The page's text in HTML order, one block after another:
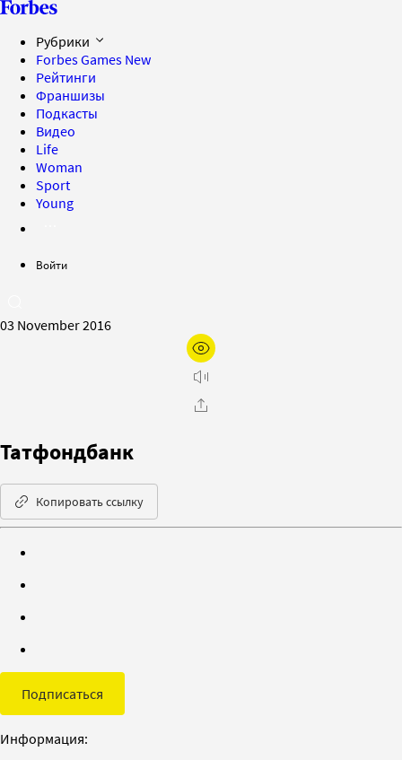
Рубрики
Forbes Games New
Рейтинги
Франшизы
Подкасты
Видео
Life
Woman
Sport
Young
Войти
03 November 2016
Татфондбанк
Копировать ссылку
Подписаться
Информация: